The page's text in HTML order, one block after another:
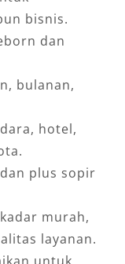
bisnis.
dan
bulanan,
hotel,
plus sopir
murah,
layanan.
untuk